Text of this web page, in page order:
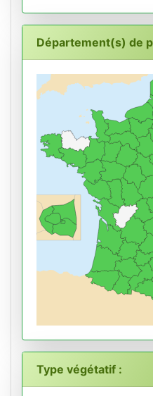
Département(s) de
Type végétatif :